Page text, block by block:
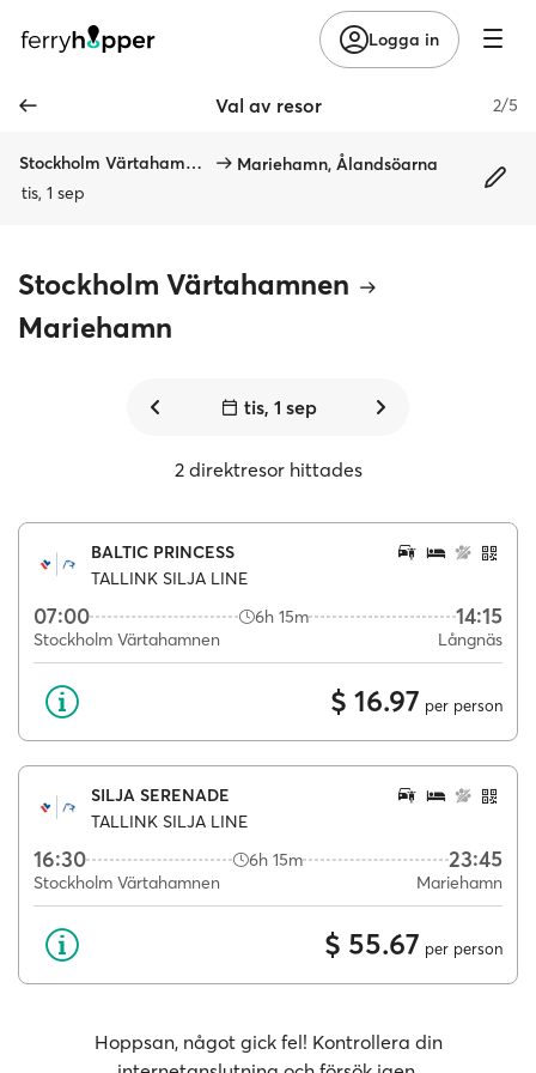
Logga in
Val av resor 2/5
Stockholm Värtahamnen
Mariehamn, Ålandsöarna
tis, 1 sep
Stockholm Värtahamnen
Mariehamn
tis, 1 sep
2 direktresor hittades
BALTIC PRINCESS
TALLINK SILJA LINE
07:00 6h 15m 14:15
Stockholm Värtahamnen Långnäs
$ 16.97 per person
SILJA SERENADE
TALLINK SILJA LINE
16:30 6h 15m 23:45
Stockholm Värtahamnen Mariehamn
$ 55.67 per person
Hoppsan, något gick fel! Kontrollera din